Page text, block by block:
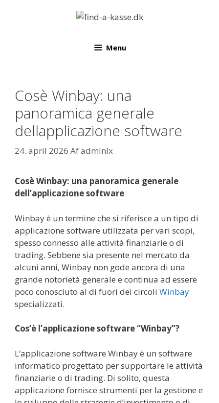
Menu
Cosè Winbay: una
panoramica generale
dellapplicazione software
24. april 2026 Afadmlnlx
Cosè Winbay: una panoramica generale
dell’applicazione software
Winbay è un termine che si riferisce a un tipo di
applicazione software utilizzata per vari scopi,
spesso connesso alle attività finanziarie o di
trading. Sebbene sia presente nel mercato da
alcuni anni, Winbay non gode ancora di una
grande notorietà generale e continua ad essere
poco conosciuto al di fuori dei circoli Winbay
specializzati.
Cos’è l’applicazione software “Winbay”?
L’applicazione software Winbay è un software
informatico progettato per supportare le attività
finanziarie o di trading. Di solito, questa
applicazione fornisce strumenti per la gestione e